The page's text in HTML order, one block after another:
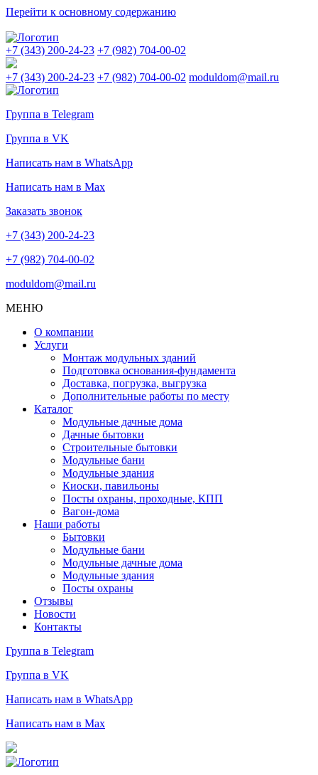
Перейти к основному содержанию
+7 (343) 200-24-23 +7 (982) 704-00-02
+7 (343) 200-24-23 +7 (982) 704-00-02 moduldom@mail.ru
Группа в Telegram
Группа в VK
Написать нам в WhatsApp
Написать нам в Max
Заказать звонок
+7 (343) 200-24-23
+7 (982) 704-00-02
moduldom@mail.ru
МЕНЮ
О компании
Услуги
Монтаж модульных зданий
Подготовка основания-фундамента
Доставка, погрузка, выгрузка
Дополнительные работы по месту
Каталог
Модульные дачные дома
Дачные бытовки
Строительные бытовки
Модульные бани
Модульные здания
Киоски, павильоны
Посты охраны, проходные, КПП
Вагон-дома
Наши работы
Бытовки
Модульные бани
Модульные дачные дома
Модульные здания
Посты охраны
Отзывы
Новости
Контакты
Группа в Telegram
Группа в VK
Написать нам в WhatsApp
Написать нам в Max